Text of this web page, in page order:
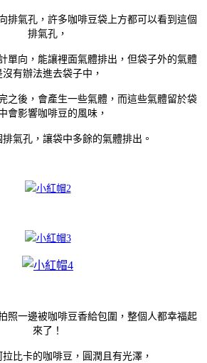
排氣孔，許多咖啡豆袋上方都可以看到這個
排氣孔，
單向，能讓裡面氣體排出，但袋子外的氣體
沒有辦法進去袋子中，
之後，會產生一些氣體，而這些氣體留於袋
會影響咖啡豆的風味，
氣孔，讓袋中多餘的氣體排出。
照一邊被咖啡豆香給包圍，整個人都幸福起
來了！
比卡的咖啡豆，圓潤且有光澤，